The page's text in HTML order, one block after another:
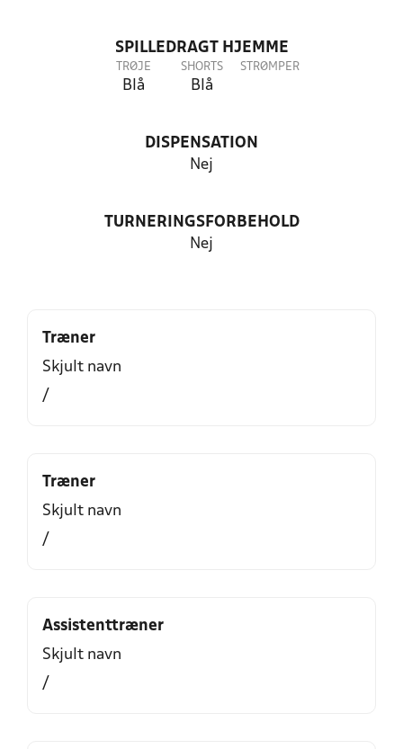
SPILLEDRAGT HJEMME
TRØJE
Blå
SHORTS
Blå
STRØMPER
DISPENSATION
Nej
TURNERINGSFORBEHOLD
Nej
Træner
Skjult navn
/
Træner
Skjult navn
/
Assistenttræner
Skjult navn
/